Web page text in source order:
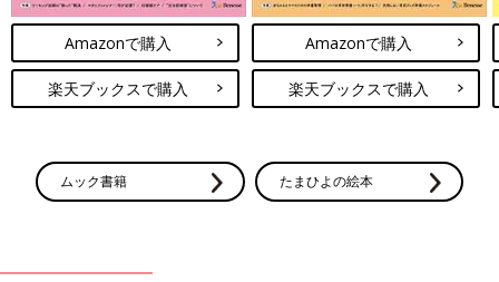
Amazonで購入
楽天ブックスで購入
Amazonで購入
楽天ブックスで購入
ムック書籍 たまひよの絵本